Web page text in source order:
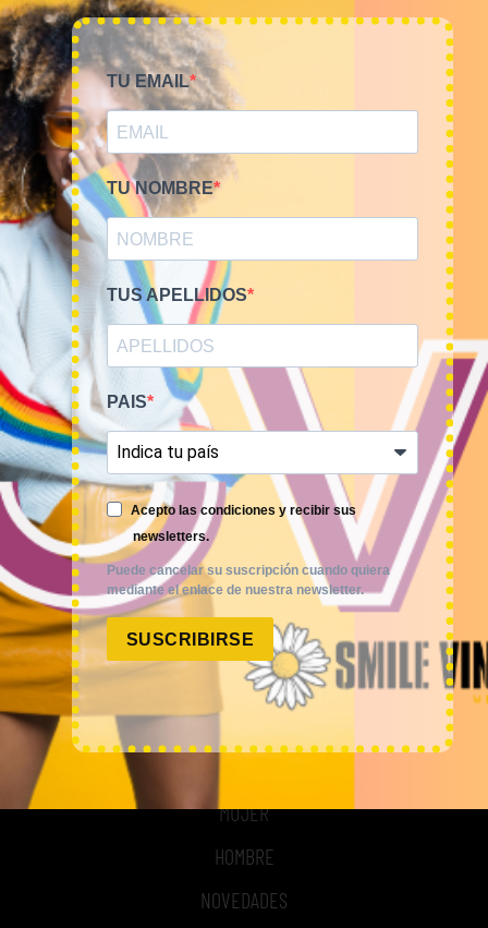
Smile Vintage es una empresa mayorista con una amplia
trayectoria internacional que cuenta con un equipo
experimentado y especializado en el sector de la moda.
MI CUENTA
ACCESO A MI CUENTA
NOSOTROS
TIME TO SMILE
REGISTRO
COMPRA POR KILOS O LOTES
MUJER
HOMBRE
NOVEDADES
TU EMAIL
TU NOMBRE
TUS APELLIDOS
PAIS
Acepto las condiciones y recibir sus
newsletters.
Puede cancelar su suscripción cuando quiera
mediante el enlace de nuestra newsletter.
SUSCRIBIRSE